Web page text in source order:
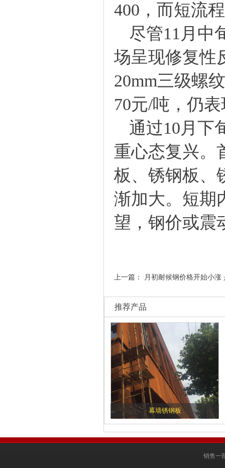
400，而短流
尽管11月中
场呈现修复性
20mm三级螺
70元/吨，仍
通过10月下
重心态复兴。
板、 锈钢板、
渐加大。短期
望，钢价或震
上一篇： 月初耐候钢价格开始小涨
推荐产品
幕墙锈钢板
销售一